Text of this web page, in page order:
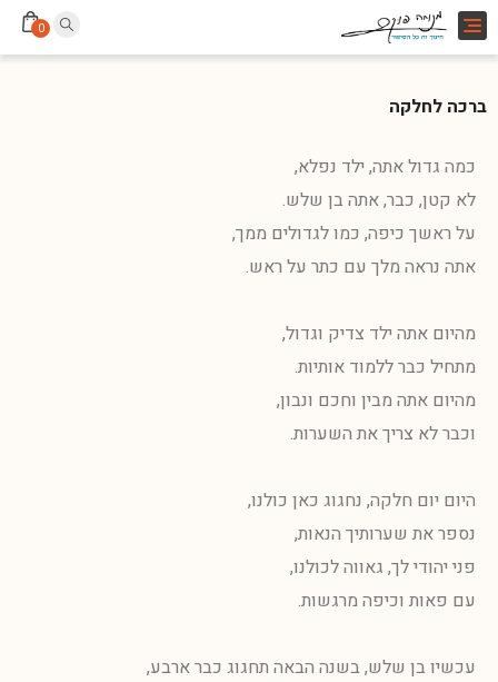
Toggle
navigation
0
ברכה לחלקה
כמה גדול אתה, ילד נפלא,
לא קטן, כבר, אתה בן שלש.
על ראשך כיפה, כמו לגדולים ממך,
אתה נראה מלך עם כתר על ראש.
מהיום אתה ילד צדיק וגדול,
מתחיל כבר ללמוד אותיות.
מהיום אתה מבין וחכם ונבון,
וכבר לא צריך את השערות.
היום יום חלקה, נחגוג כאן כולנו,
נספר את שערותיך הנאות,
פני יהודי לך, גאווה לכולנו,
עם פאות וכיפה מרגשות.
עכשיו בן שלש, בשנה הבאה תחגוג כבר ארבע,